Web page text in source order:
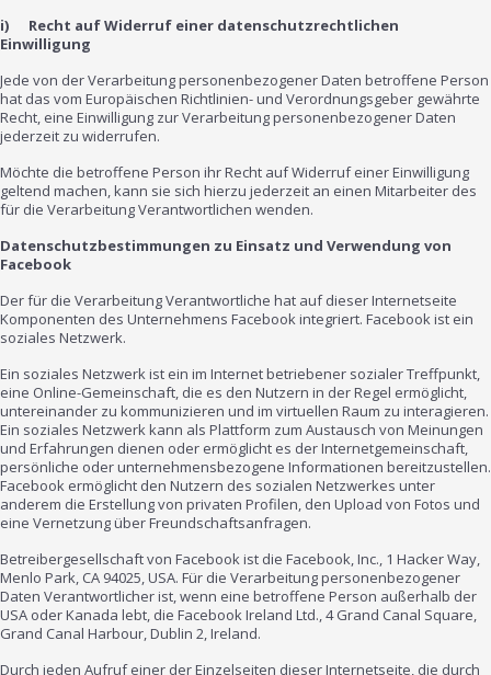
i) Recht auf Widerruf einer datenschutzrechtlichen
Einwilligung
Jede von der Verarbeitung personenbezogener Daten betroffene Person
hat das vom Europäischen Richtlinien- und Verordnungsgeber gewährte
Recht, eine Einwilligung zur Verarbeitung personenbezogener Daten
jederzeit zu widerrufen.
Möchte die betroffene Person ihr Recht auf Widerruf einer Einwilligung
geltend machen, kann sie sich hierzu jederzeit an einen Mitarbeiter des
für die Verarbeitung Verantwortlichen wenden.
Datenschutzbestimmungen zu Einsatz und Verwendung von
Facebook
Der für die Verarbeitung Verantwortliche hat auf dieser Internetseite
Komponenten des Unternehmens Facebook integriert. Facebook ist ein
soziales Netzwerk.
Ein soziales Netzwerk ist ein im Internet betriebener sozialer Treffpunkt,
eine Online-Gemeinschaft, die es den Nutzern in der Regel ermöglicht,
untereinander zu kommunizieren und im virtuellen Raum zu interagieren.
Ein soziales Netzwerk kann als Plattform zum Austausch von Meinungen
und Erfahrungen dienen oder ermöglicht es der Internetgemeinschaft,
persönliche oder unternehmensbezogene Informationen bereitzustellen.
Facebook ermöglicht den Nutzern des sozialen Netzwerkes unter
anderem die Erstellung von privaten Profilen, den Upload von Fotos und
eine Vernetzung über Freundschaftsanfragen.
Betreibergesellschaft von Facebook ist die Facebook, Inc., 1 Hacker Way,
Menlo Park, CA 94025, USA. Für die Verarbeitung personenbezogener
Daten Verantwortlicher ist, wenn eine betroffene Person außerhalb der
USA oder Kanada lebt, die Facebook Ireland Ltd., 4 Grand Canal Square,
Grand Canal Harbour, Dublin 2, Ireland.
Durch jeden Aufruf einer der Einzelseiten dieser Internetseite, die durch